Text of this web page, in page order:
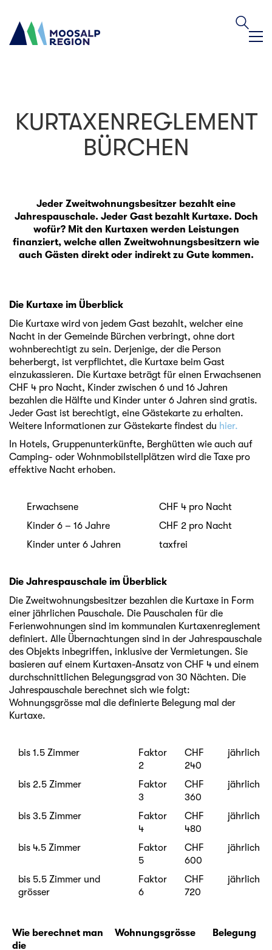
KURTAXENREGLEMENT
BÜRCHEN
Jeder Zweitwohnungsbesitzer bezahlt eine
Jahrespauschale. Jeder Gast bezahlt Kurtaxe. Doch
wofür? Mit den Kurtaxen werden Leistungen
finanziert, welche allen Zweitwohnungsbesitzern wie
auch Gästen direkt oder indirekt zu Gute kommen.
Die Kurtaxe im Überblick
Die Kurtaxe wird von jedem Gast bezahlt, welcher eine
Nacht in der Gemeinde Bürchen verbringt, ohne dort
wohnberechtigt zu sein. Derjenige, der die Person
beherbergt, ist verpflichtet, die Kurtaxe beim Gast
einzukassieren. Die Kurtaxe beträgt für einen Erwachsenen
CHF 4 pro Nacht, Kinder zwischen 6 und 16 Jahren
bezahlen die Hälfte und Kinder unter 6 Jahren sind gratis.
Jeder Gast ist berechtigt, eine Gästekarte zu erhalten.
Weitere Informationen zur Gästekarte findest du hier.
In Hotels, Gruppenunterkünfte, Berghütten wie auch auf
Camping- oder Wohnmobilstellplätzen wird die Taxe pro
effektive Nacht erhoben.
Erwachsene
CHF 4 pro Nacht
Kinder 6 – 16 Jahre
CHF 2 pro Nacht
Kinder unter 6 Jahren
taxfrei
Die Jahrespauschale im Überblick
Die Zweitwohnungsbesitzer bezahlen die Kurtaxe in Form
einer jährlichen Pauschale. Die Pauschalen für die
Ferienwohnungen sind im kommunalen Kurtaxenreglement
definiert. Alle Übernachtungen sind in der Jahrespauschale
des Objekts inbegriffen, inklusive der Vermietungen. Sie
basieren auf einem Kurtaxen-Ansatz von CHF 4 und einem
durchschnittlichen Belegungsgrad von 30 Nächten. Die
Jahrespauschale berechnet sich wie folgt:
Wohnungsgrösse mal die definierte Belegung mal der
Kurtaxe.
bis 1.5 Zimmer
Faktor
2
CHF
240
jährlich
bis 2.5 Zimmer
Faktor
3
CHF
360
jährlich
bis 3.5 Zimmer
Faktor
4
CHF
480
jährlich
bis 4.5 Zimmer
Faktor
5
CHF
600
jährlich
bis 5.5 Zimmer und
grösser
Faktor
6
CHF
720
jährlich
Wie berechnet man
die
Wohnungsgrösse Belegung